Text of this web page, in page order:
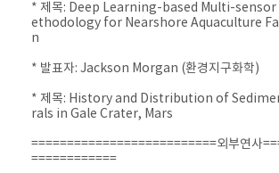
* 제목: Deep Learning-based Multi-sensor
ethodology for Nearshore Aquaculture
n
* 발표자: Jackson Morgan (환경지구화학)
* 제목: History and Distribution of
rals in Gale Crater, Mars
==========================외부연사
============